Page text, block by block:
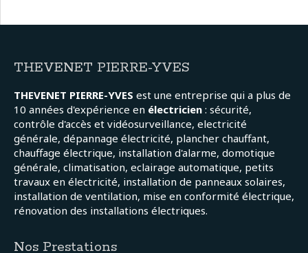
THEVENET PIERRE-YVES
THEVENET PIERRE-YVES est une entreprise qui a plus de
10 années d'expérience en électricien : sécurité,
contrôle d'accès et vidéosurveillance, electricité
générale, dépannage électricité, plancher chauffant,
chauffage électrique, installation d'alarme, domotique
générale, climatisation, eclairage automatique, petits
travaux en électricité, installation de panneaux solaires,
installation de ventilation, mise en conformité électrique,
rénovation des installations électriques.
Nos Prestations